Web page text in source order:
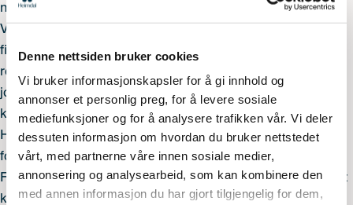
Denne nettsiden bruker cookies
Vi bruker informasjonskapsler for å gi innhold og
annonser et personlig preg, for å levere sosiale
mediefunksjoner og for å analysere trafikken vår. Vi deler
dessuten informasjon om hvordan du bruker nettstedet
vårt, med partnerne våre innen sosiale medier,
annonsering og analysearbeid, som kan kombinere den
med annen informasjon du har gjort tilgjengelig for dem,
med forvalterteamet.
Vi ser etter deg som har erfaring fra salg, gjerne innen
finans eller bank, og som motiveres av ansvar,
relasjonsbygging og resultater. Du trives i et høyt tempo,
jobber strukturert og har en kommersiell tilnærming til
kundearbeid.
Heimdal Forvaltning AS er et uavhengig norsk
fondsforvaltningsselskap med konsesjon fra
Finanstilsynet. Vi forvalter fem verdipapirfond med samlet
kapital på 10,5 milliarder kroner. Selskapet har 13 ansatte